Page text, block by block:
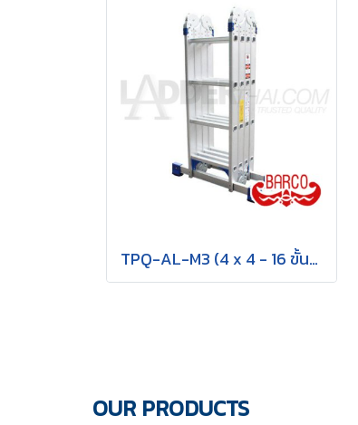
TPQ-AL-M3 (4 x 4 - 16 ขั้น) บันไดอเนกประสงค์อลูมิเนียม กาง พาด ทรง M "รุ่นข้อใหญ่" รุ่น M3 ขนาด 4 x 4 (16 ขั้น) BARCO
OUR PRODUCTS